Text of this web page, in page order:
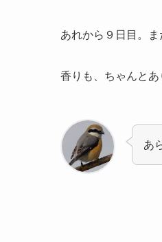
あれから９日目。ま
香りも、ちゃんとあ
あ